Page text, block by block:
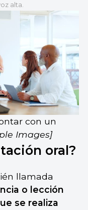
alta.
con un
Images]
oral?
llamada
o lección
se realiza